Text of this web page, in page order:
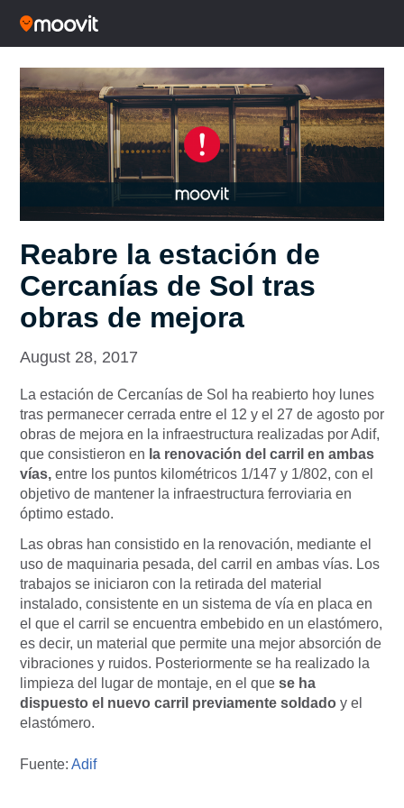
Reabre la estación de
Cercanías de Sol tras
obras de mejora
August 28, 2017
La estación de Cercanías de Sol ha reabierto hoy lunes
tras permanecer cerrada entre el 12 y el 27 de agosto por
obras de mejora en la infraestructura realizadas por Adif,
que consistieron en la renovación del carril en ambas
vías, entre los puntos kilométricos 1/147 y 1/802, con el
objetivo de mantener la infraestructura ferroviaria en
óptimo estado.
Las obras han consistido en la renovación, mediante el
uso de maquinaria pesada, del carril en ambas vías. Los
trabajos se iniciaron con la retirada del material
instalado, consistente en un sistema de vía en placa en
el que el carril se encuentra embebido en un elastómero,
es decir, un material que permite una mejor absorción de
vibraciones y ruidos. Posteriormente se ha realizado la
limpieza del lugar de montaje, en el que se ha
dispuesto el nuevo carril previamente soldado y el
elastómero.
Fuente: Adif